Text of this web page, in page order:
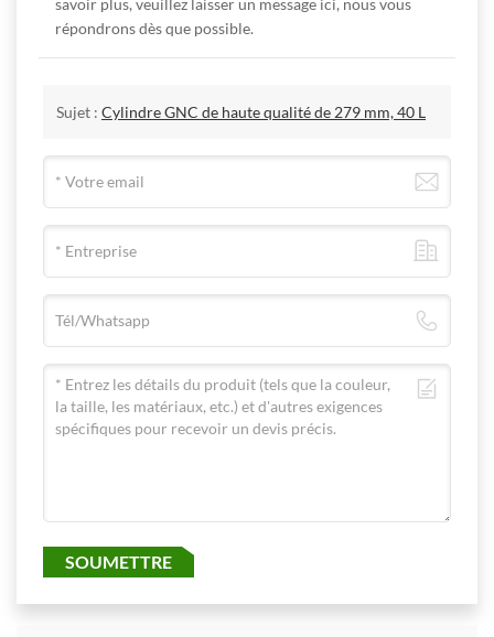
savoir plus, veuillez laisser un message ici, nous vous
répondrons dès que possible.
Sujet : Cylindre GNC de haute qualité de 279 mm, 40 L
SOUMETTRE